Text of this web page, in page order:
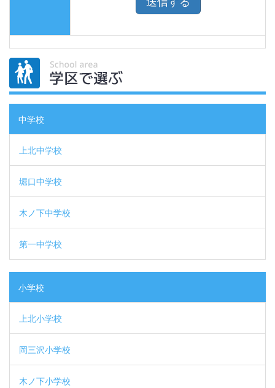
中学校
上北中学校
堀口中学校
木ノ下中学校
第一中学校
小学校
上北小学校
岡三沢小学校
木ノ下小学校